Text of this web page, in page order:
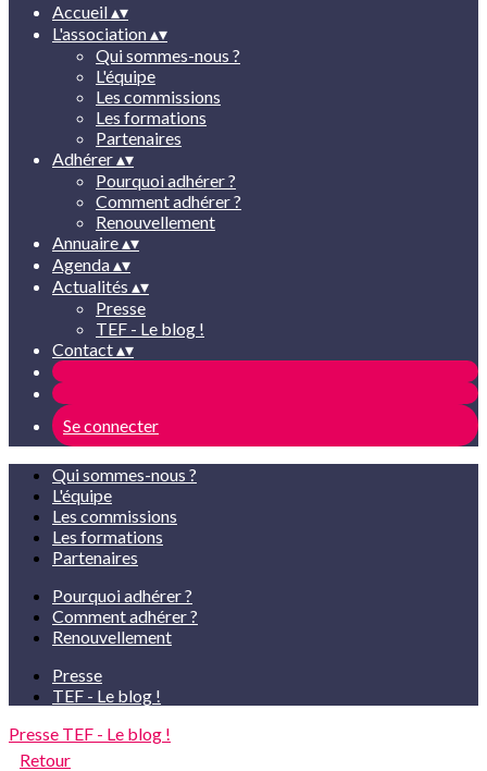
Accueil▴▾
L'association▴▾
Qui sommes-nous ?
L'équipe
Les commissions
Les formations
Partenaires
Adhérer▴▾
Pourquoi adhérer ?
Comment adhérer ?
Renouvellement
Annuaire▴▾
Agenda▴▾
Actualités ▴▾
Presse
TEF - Le blog !
Contact▴▾
Se connecter
Qui sommes-nous ?
L'équipe
Les commissions
Les formations
Partenaires
Pourquoi adhérer ?
Comment adhérer ?
Renouvellement
Presse
TEF - Le blog !
Presse TEF - Le blog !
Retour